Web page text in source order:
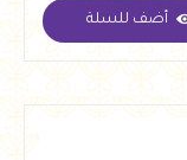
أضف للسلة